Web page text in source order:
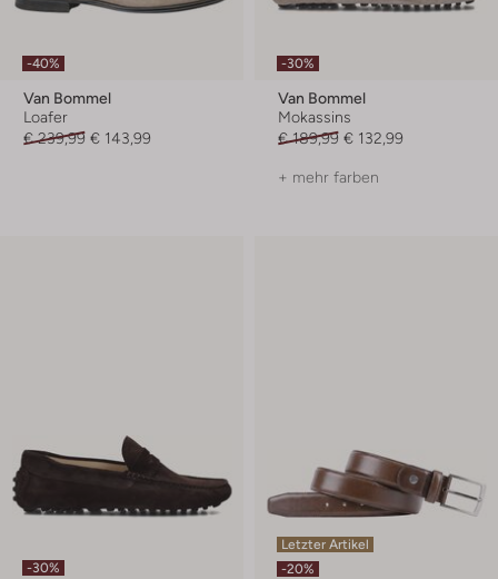
-40%
Van Bommel
Loafer
€ 239,99 € 143,99
-30%
Van Bommel
Mokassins
€ 189,99 € 132,99
+ mehr farben
-30%
Letzter Artikel
-20%